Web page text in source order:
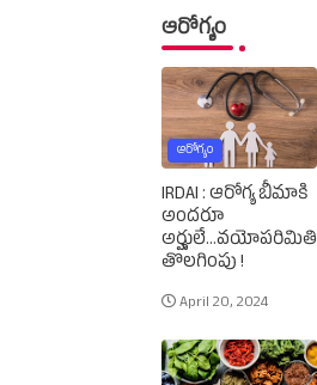
ఆరోగ్యం
ఆరోగ్యం
IRDAI : ఆరోగ్య బీమాకి
అందరూ
అర్హులే...వయోపరిమితి
తొలగింపు !
April 20, 2024